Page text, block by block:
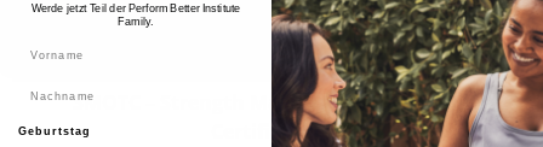
SMOTC –
Strength Matters Online Trainer
Certification
Werde jetzt Teil der Perform Better Institute
Family.
Geburtstag